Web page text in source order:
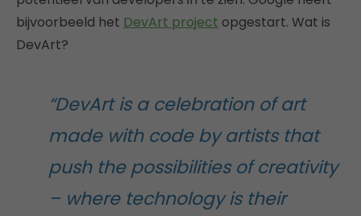
bijvoorbeeld het DevArt project opgestart. Wat is
DevArt?
“DevArt is a celebration of art
made with code by artists that
push the possibilities of creativity
– where technology is their